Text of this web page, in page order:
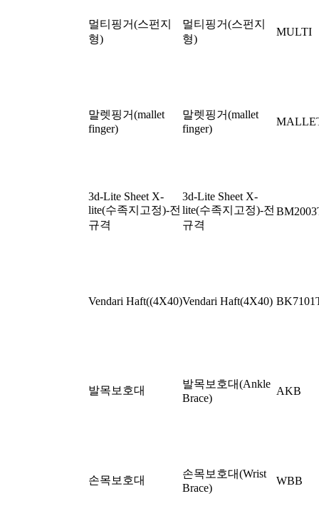
멀티핑거(스펀지
형)
멀티핑거(스펀지
형)
MULTI
말렛핑거(mallet
finger)
말렛핑거(mallet
finger)
3d-Lite Sheet X-
lite(수족지고정)-전
규격
3d-Lite Sheet X-
lite(수족지고정)-전
규격
Vendari Haft((4X40)Vendari Haft(4X40)
발목보호대
발목보호대(Ankle
Brace)
AKB
손목보호대
손목보호대(Wrist
Brace)
WBB